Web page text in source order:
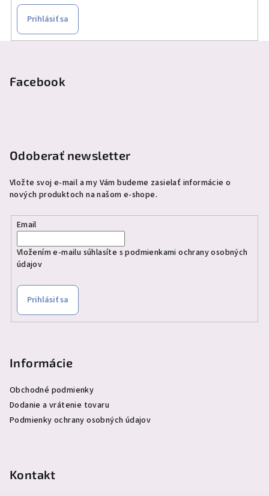
Prihlásiť sa
Facebook
Odoberať newsletter
Vložte svoj e-mail a my Vám budeme zasielať informácie o
nových produktoch na našom e-shope.
Email
Vložením e-mailu súhlasíte spodmienkami ochrany osobných
údajov
Prihlásiť sa
Informácie
Obchodné podmienky
Dodanie a vrátenie tovaru
Podmienky ochrany osobných údajov
Kontakt